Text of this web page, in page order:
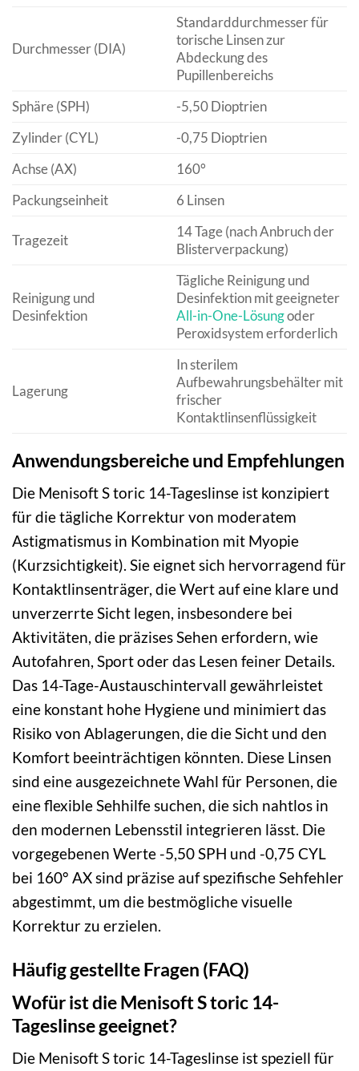
Durchmesser (DIA)
Standarddurchmesser für
torische Linsen zur
Abdeckung des
Pupillenbereichs
Sphäre (SPH)
-5,50 Dioptrien
Zylinder (CYL)
-0,75 Dioptrien
Achse (AX)
160°
Packungseinheit
6 Linsen
Tragezeit
14 Tage (nach Anbruch der
Blisterverpackung)
Reinigung und
Desinfektion
Tägliche Reinigung und
Desinfektion mit geeigneter
All-in-One-Lösungoder
Peroxidsystem erforderlich
Lagerung
In sterilem
Aufbewahrungsbehälter mit
frischer
Kontaktlinsenflüssigkeit
Anwendungsbereiche und Empfehlungen
Die Menisoft S toric 14-Tageslinse ist konzipiert
für die tägliche Korrektur von moderatem
Astigmatismus in Kombination mit Myopie
(Kurzsichtigkeit). Sie eignet sich hervorragend für
Kontaktlinsenträger, die Wert auf eine klare und
unverzerrte Sicht legen, insbesondere bei
Aktivitäten, die präzises Sehen erfordern, wie
Autofahren, Sport oder das Lesen feiner Details.
Das 14-Tage-Austauschintervall gewährleistet
eine konstant hohe Hygiene und minimiert das
Risiko von Ablagerungen, die die Sicht und den
Komfort beeinträchtigen könnten. Diese Linsen
sind eine ausgezeichnete Wahl für Personen, die
eine flexible Sehhilfe suchen, die sich nahtlos in
den modernen Lebensstil integrieren lässt. Die
vorgegebenen Werte -5,50 SPH und -0,75 CYL
bei 160° AX sind präzise auf spezifische Sehfehler
abgestimmt, um die bestmögliche visuelle
Korrektur zu erzielen.
Häufig gestellte Fragen (FAQ)
Wofür ist die Menisoft S toric 14-
Tageslinse geeignet?
Die Menisoft S toric 14-Tageslinse ist speziell für